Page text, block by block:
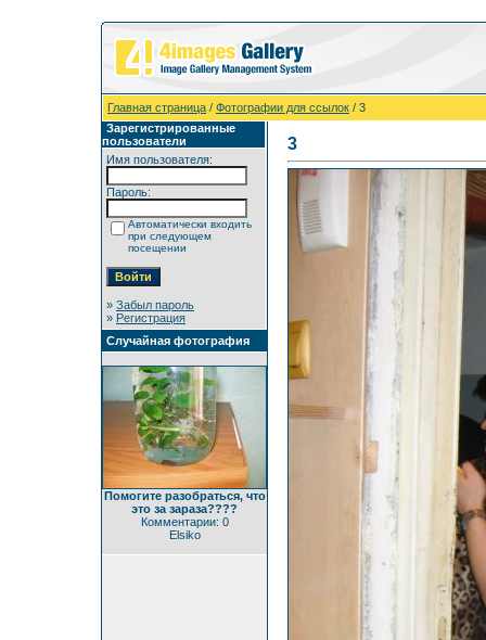
Главная страница / Фотографии для ссылок / 3
Зарегистрированные
пользователи
Имя пользователя:
Пароль:
Автоматически входить
при следующем
посещении
» Забыл пароль
» Регистрация
Случайная фотография
Помогите разобраться, что
это за зараза????
Комментарии: 0
Elsiko
3